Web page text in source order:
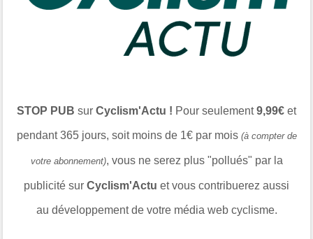
STOP PUB sur Cyclism'Actu ! Pour seulement9,99€ et
pendant 365 jours, soit moins de 1€ par mois (à compter de
votre abonnement), vous ne serez plus "pollués" par la
publicité sur Cyclism'Actu et vous contribuerez aussi
au développement de votre média web cyclisme.